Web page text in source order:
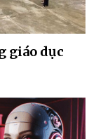
giáo dục